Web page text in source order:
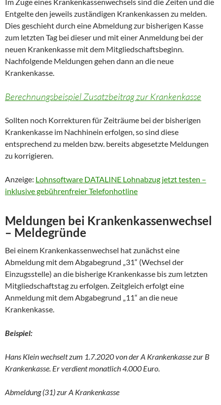
Entgelte den jeweils zuständigen Krankenkassen zu melden.
Dies geschieht durch eine Abmeldung zur bisherigen Kasse
zum letzten Tag bei dieser und mit einer Anmeldung bei der
neuen Krankenkasse mit dem Mitgliedschaftsbeginn.
Nachfolgende Meldungen gehen dann an die neue
Krankenkasse.
Berechnungsbeispiel Zusatzbeitrag zur Krankenkasse
Sollten noch Korrekturen für Zeiträume bei der bisherigen
Krankenkasse im Nachhinein erfolgen, so sind diese
entsprechend zu melden bzw. bereits abgesetzte Meldungen
zu korrigieren.
Anzeige: Lohnsoftware DATALINE Lohnabzug jetzt testen –
inklusive gebührenfreier Telefonhotline
Meldungen bei Krankenkassenwechsel
– Meldegründe
Bei einem Krankenkassenwechsel hat zunächst eine
Abmeldung mit dem Abgabegrund „31“ (Wechsel der
Einzugsstelle) an die bisherige Krankenkasse bis zum letzten
Mitgliedschaftstag zu erfolgen. Zeitgleich erfolgt eine
Anmeldung mit dem Abgabegrund „11“ an die neue
Krankenkasse.
Beispiel:
Hans Klein wechselt zum 1.7.2020 von der A Krankenkasse zur B
Krankenkasse. Er verdient monatlich 4.000 Euro.
Abmeldung (31) zur A Krankenkasse